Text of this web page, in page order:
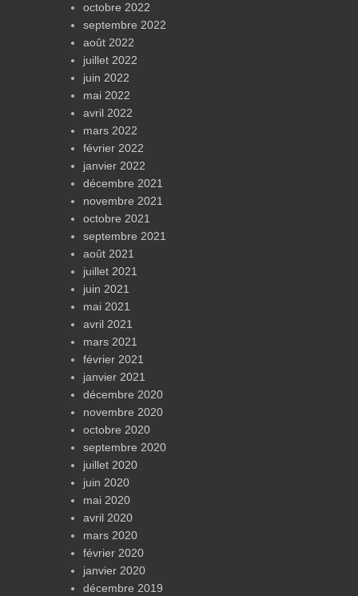
octobre 2022
septembre 2022
août 2022
juillet 2022
juin 2022
mai 2022
avril 2022
mars 2022
février 2022
janvier 2022
décembre 2021
novembre 2021
octobre 2021
septembre 2021
août 2021
juillet 2021
juin 2021
mai 2021
avril 2021
mars 2021
février 2021
janvier 2021
décembre 2020
novembre 2020
octobre 2020
septembre 2020
juillet 2020
juin 2020
mai 2020
avril 2020
mars 2020
février 2020
janvier 2020
décembre 2019